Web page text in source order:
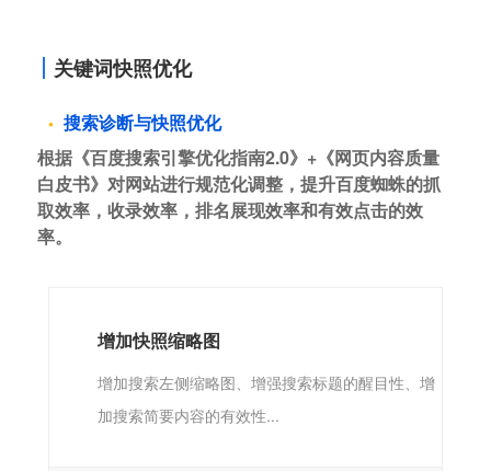
关键词快照优化
搜索诊断与快照优化
根据《百度搜索引擎优化指南2.0》+《网页内容质量
白皮书》对网站进行规范化调整，提升百度蜘蛛的抓
取效率，收录效率，排名展现效率和有效点击的效
率。
增加快照缩略图
增加搜索左侧缩略图、增强搜索标题的醒目性、增
加搜索简要内容的有效性...